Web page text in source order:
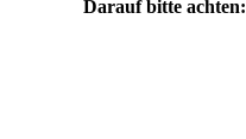
Darauf bitte achten: